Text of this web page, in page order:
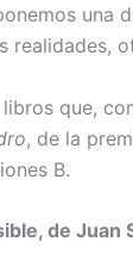
una
realidades,
que,
, de la
B.
de Juan